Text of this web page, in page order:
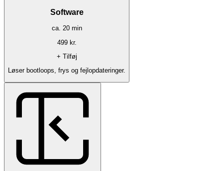
Software
ca. 20min
499kr.
+ Tilføj
Løser bootloops, frys og fejlopdateringer.